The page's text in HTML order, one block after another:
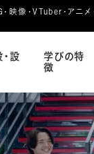
像・VTuber・アニメ
設
学びの特
徴